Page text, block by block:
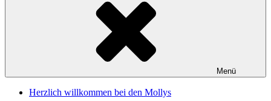
Menü
Herzlich willkommen bei den Mollys